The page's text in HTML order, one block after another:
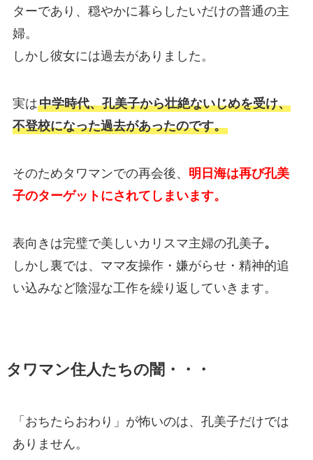
ターであり、穏やかに暮らしたいだけの普通の主
婦。
しかし彼女には過去がありました。
実は中学時代、孔美子から壮絶ないじめを受け、
不登校になった過去があったのです。
そのためタワマンでの再会後、 明日海は再び孔美
子のターゲットにされてしまいます。
表向きは完璧で美しいカリスマ主婦の孔美子。
しかし裏では、ママ友操作・嫌がらせ・精神的追
い込みなど陰湿な工作を繰り返していきます。
タワマン住人たちの闇・・・
「おちたらおわり」が怖いのは、孔美子だけでは
ありません。